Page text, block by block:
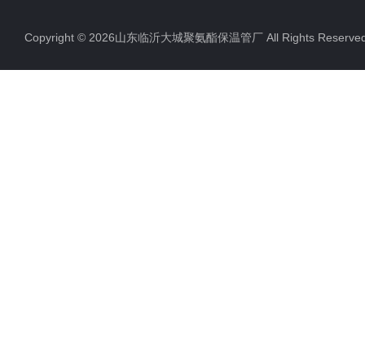
Copyright © 2026山东临沂大城聚氨酯保温管厂 All Rights